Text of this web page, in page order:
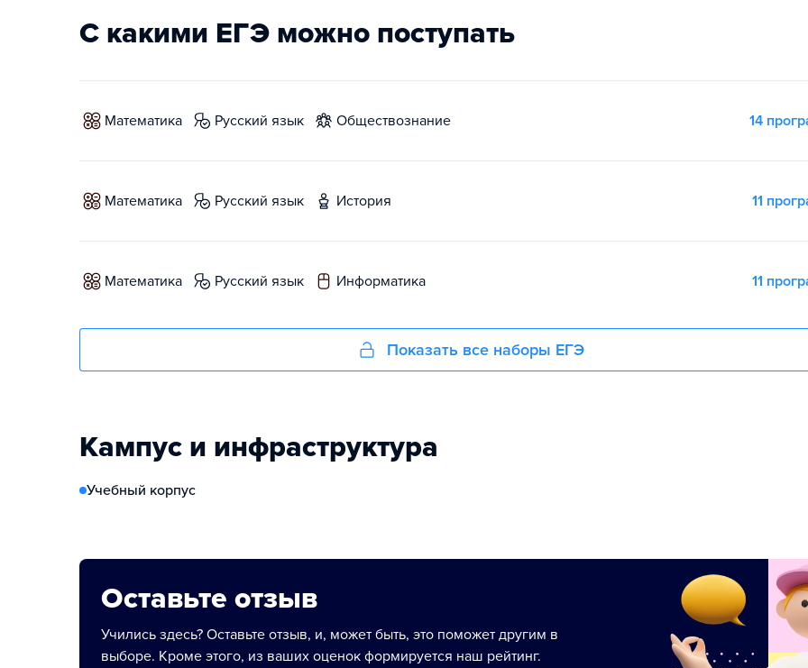
С какими ЕГЭ можно поступать
математика русский язык обществознание 14
математика русский язык история 11
математика русский язык информатика 11
Показать все наборы ЕГЭ
Кампус и инфраструктура
Учебный корпус
Оставьте отзыв
Учились здесь? Оставьте отзыв, и, может быть, это поможет другим в
выборе. Кроме этого, из ваших оценок формируется наш рейтинг.